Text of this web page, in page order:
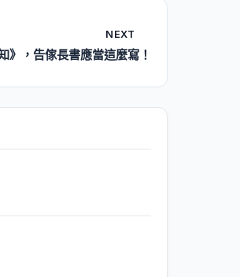
NEXT
》，告傢長書應當這麼寫！